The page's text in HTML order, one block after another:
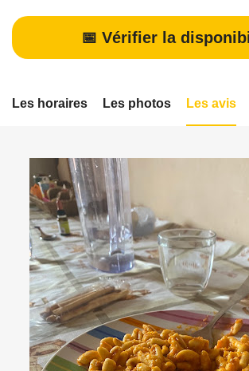
📅 Vérifier la
Les horaires Les photos Les avis